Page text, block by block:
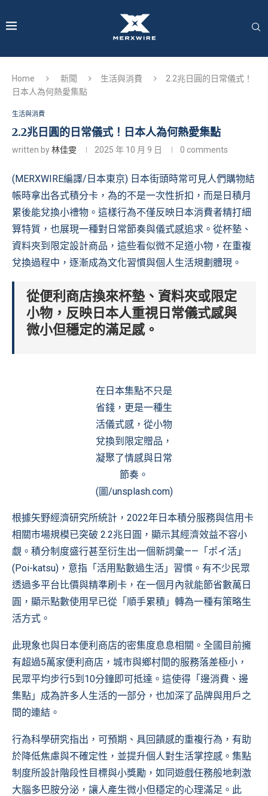
Home 新聞 生活與消費
2.2兆日圓的日常儀式！
日本人為何熱愛集點
生活與消費
2.2兆日圓的日常儀式！日本人為何熱愛集點
written by林佳雯 2025 年 10 月 9 日 0 comments
(MERXWIRE編譯/日本東京) 日本街頭時常可見人們購物結
帳時拿出各式積分卡，為的不是一次性折扣，而是日積月
累後能兌換小禮物。這樣行為不僅反映日本消費者精打細
算特質，也展現一種對日常節奏與儀式感追求。從杯墊、
資料夾到限定設計商品，這些看似微不足道小物，在重複
兌換過程中，逐漸成為文化習慣與個人生活規劃體現。
從便利商店換來杯墊、資料夾或限定
小物，反映日本人重視日常儀式感與
微小但穩定的滿足感。
在日本集點不只是
省錢，更是一種生
活儀式感，從小物
兌換到限定贈品，
凝聚了情感與日常
節奏。
(圖/unsplash.com)
根據矢野經濟研究所統計，2022年日本積分服務與信用卡
相關市場規模已突破 2.2兆日圓，顯示其經濟效益不容小
覷。積分制度盛行甚至衍生出一個新詞彙——「ポイ活」
(Poi-katsu)，意指「活用點數過生活」習慣。有不少民眾
透過多平台比價與精準刷卡，在一個月內就能節省數萬日
圓，顯示點數使用早已從「順手累積」轉為一種有策略生
活方式。
此現象也與日本便利商店的密集度息息相關。全國目前擁
有超過5萬家便利商店，城市與鄉村間的服務落差極小，
民眾平均步行5到10分鐘即可抵達。這使得「邊消費、邊
集點」成為許多人生活的一部分，也加深了品牌與用戶之
間的連結。
行為科學研究指出，可預期、具回饋感的重複行為，有助
於降低焦慮與不確定性，並提升個人對生活掌控感。集點
制度所設計階段性目標與小獎勵，如同遊戲任務般地刺激
大腦多巴胺分泌，讓人產生微小但穩定的心理滿足。此